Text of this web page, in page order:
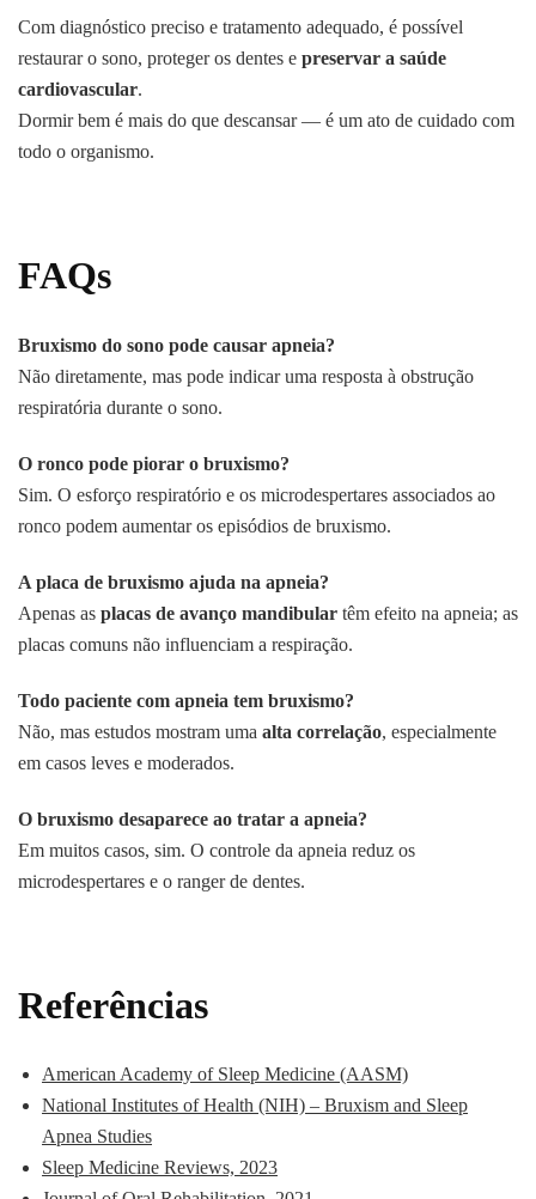
Com diagnóstico preciso e tratamento adequado, é possível
restaurar o sono, proteger os dentes e preservar a saúde
cardiovascular.
Dormir bem é mais do que descansar — é um ato de cuidado com
todo o organismo.
FAQs
Bruxismo do sono pode causar apneia?
Não diretamente, mas pode indicar uma resposta à obstrução
respiratória durante o sono.
O ronco pode piorar o bruxismo?
Sim. O esforço respiratório e os microdespertares associados ao
ronco podem aumentar os episódios de bruxismo.
A placa de bruxismo ajuda na apneia?
Apenas as placas de avanço mandibular têm efeito na apneia; as
placas comuns não influenciam a respiração.
Todo paciente com apneia tem bruxismo?
Não, mas estudos mostram uma alta correlação, especialmente
em casos leves e moderados.
O bruxismo desaparece ao tratar a apneia?
Em muitos casos, sim. O controle da apneia reduz os
microdespertares e o ranger de dentes.
Referências
American Academy of Sleep Medicine (AASM)
National Institutes of Health (NIH) – Bruxism and Sleep
Apnea Studies
Sleep Medicine Reviews, 2023